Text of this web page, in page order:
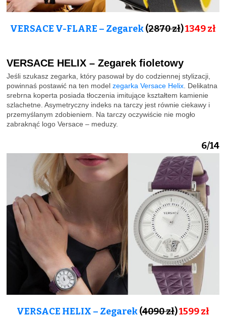
VERSACE V-FLARE – Zegarek(2870 zł)1349 zł
VERSACE HELIX – Zegarek fioletowy
Jeśli szukasz zegarka, który pasował by do codziennej stylizacji,
powinnaś postawić na ten model zegarka Versace Helix . Delikatna
srebrna koperta posiada tłoczenia imitujące kształtem kamienie
szlachetne. Asymetryczny indeks na tarczy jest równie ciekawy i
przemyślanym zdobieniem. Na tarczy oczywiście nie mogło
zabraknąć logo Versace – meduzy.
6/14
VERSACE HELIX – Zegarek(4090 zł)1599 zł